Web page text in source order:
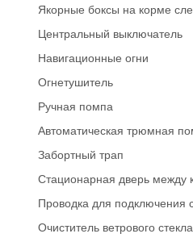
Якорные боксы на корме
Центральный выключатель
Навигационные огни
Огнетушитель
Ручная помпа
Автоматическая трюмная
Забортный трап
Стационарная дверь между
Проводка для подключения
Очиститель ветрового